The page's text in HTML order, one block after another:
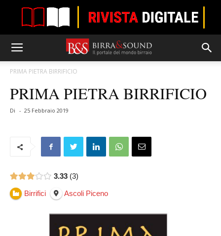
PRIMA PIETRA BIRRIFICIO
PRIMA PIETRA BIRRIFICIO
Di - 25 Febbraio 2019
3.33 3
Birrifici Ascoli Piceno